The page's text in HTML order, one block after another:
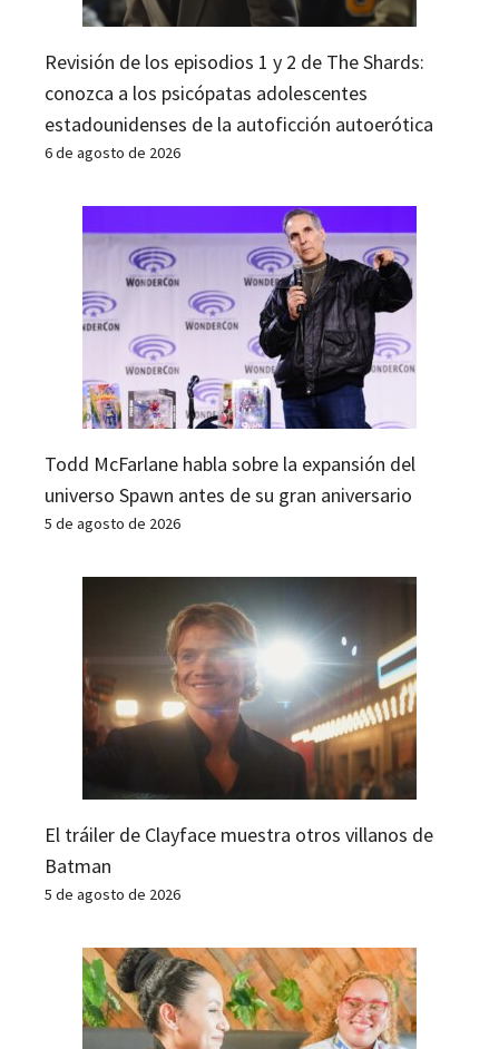
Revisión de los episodios 1 y 2 de The Shards:
conozca a los psicópatas adolescentes
estadounidenses de la autoficción autoerótica
6 de agosto de 2026
Todd McFarlane habla sobre la expansión del
universo Spawn antes de su gran aniversario
5 de agosto de 2026
El tráiler de Clayface muestra otros villanos de
Batman
5 de agosto de 2026